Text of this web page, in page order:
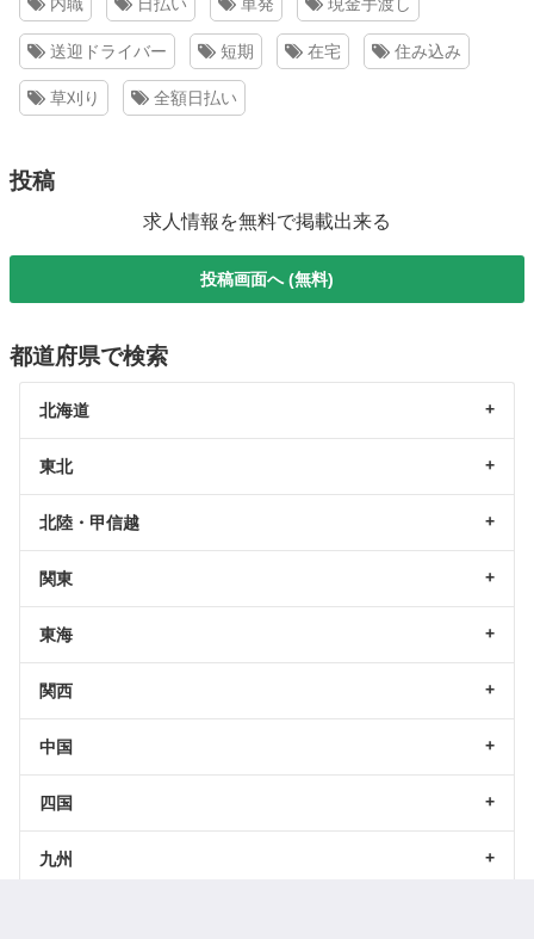
内職 日払い 単発 現金手渡し
送迎ドライバー 短期 在宅 住み込み
草刈り 全額日払い
投稿
求人情報を無料で掲載出来る
投稿画面へ (無料)
都道府県で検索
北海道
東北
北陸・甲信越
関東
東海
関西
中国
四国
九州